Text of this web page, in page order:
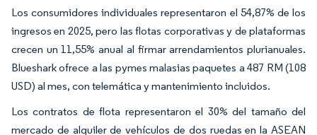
Los consumidores individuales representaron el 54,87% de los
ingresos en 2025, pero las flotas corporativas y de plataformas
crecen un 11,55% anual al firmar arrendamientos plurianuales.
Blueshark ofrece a las pymes malasias paquetes a 487 RM (108
USD) al mes, con telemática y mantenimiento incluidos.
Los contratos de flota representaron el 30% del tamaño del
mercado de alquiler de vehículos de dos ruedas en la ASEAN